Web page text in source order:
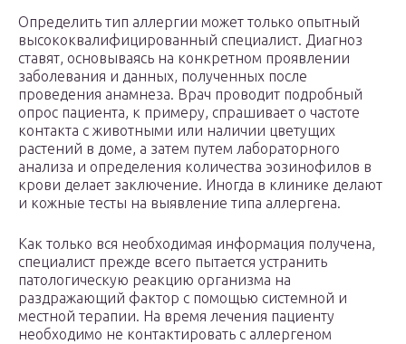
Определить тип аллергии может только опытный
высококвалифицированный специалист. Диагноз
ставят, основываясь на конкретном проявлении
заболевания и данных, полученных после
проведения анамнеза. Врач проводит подробный
опрос пациента, к примеру, спрашивает о частоте
контакта с животными или наличии цветущих
растений в доме, а затем путем лабораторного
анализа и определения количества эозинофилов в
крови делает заключение. Иногда в клинике делают
и кожные тесты на выявление типа аллергена.
Как только вся необходимая информация получена,
специалист прежде всего пытается устранить
патологическую реакцию организма на
раздражающий фактор с помощью системной и
местной терапии. На время лечения пациенту
необходимо не контактировать с аллергеном